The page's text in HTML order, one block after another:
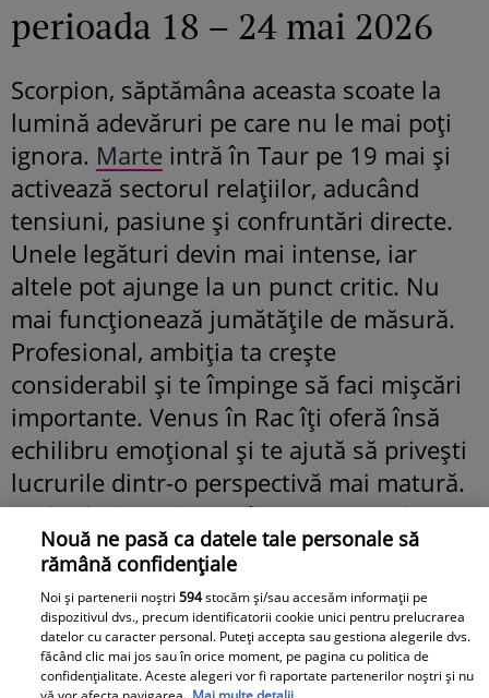
perioada 18 – 24 mai 2026
Scorpion, săptămâna aceasta scoate la
lumină adevăruri pe care nu le mai poți
ignora. Marte intră în Taur pe 19 mai și
activează sectorul relațiilor, aducând
tensiuni, pasiune și confruntări directe.
Unele legături devin mai intense, iar
altele pot ajunge la un punct critic. Nu
mai funcționează jumătățile de măsură.
Profesional, ambiția ta crește
considerabil și te împinge să faci mișcări
importante. Venus în Rac îți oferă însă
echilibru emoțional și te ajută să privești
lucrurile dintr-o perspectivă mai matură.
Poți primi susținere din partea unei
persoane influente sau o veste bună
legată de studii, călătorii ori acte. Soarele
intră în Gemeni pe 21 mai și îți
reactivează sectorul transformărilor și al
banilor comuni. Apar discuții serioase
Nouă ne pasă ca datele tale personale să
rămână confidențiale
Noi și partenerii noștri594stocăm și/sau accesăm informații pe
dispozitivul dvs., precum identificatorii cookie unici pentru prelucrarea
datelor cu caracter personal. Puteți accepta sau gestiona alegerile dvs.
făcând clic mai jos sau în orice moment, pe pagina cu politica de
confidențialitate. Aceste alegeri vor fi raportate partenerilor noștri și nu